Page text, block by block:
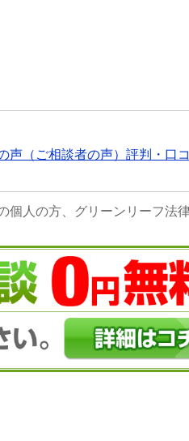
声（ご相談者の声）評判・口
個人の方、グリーンリーフ法